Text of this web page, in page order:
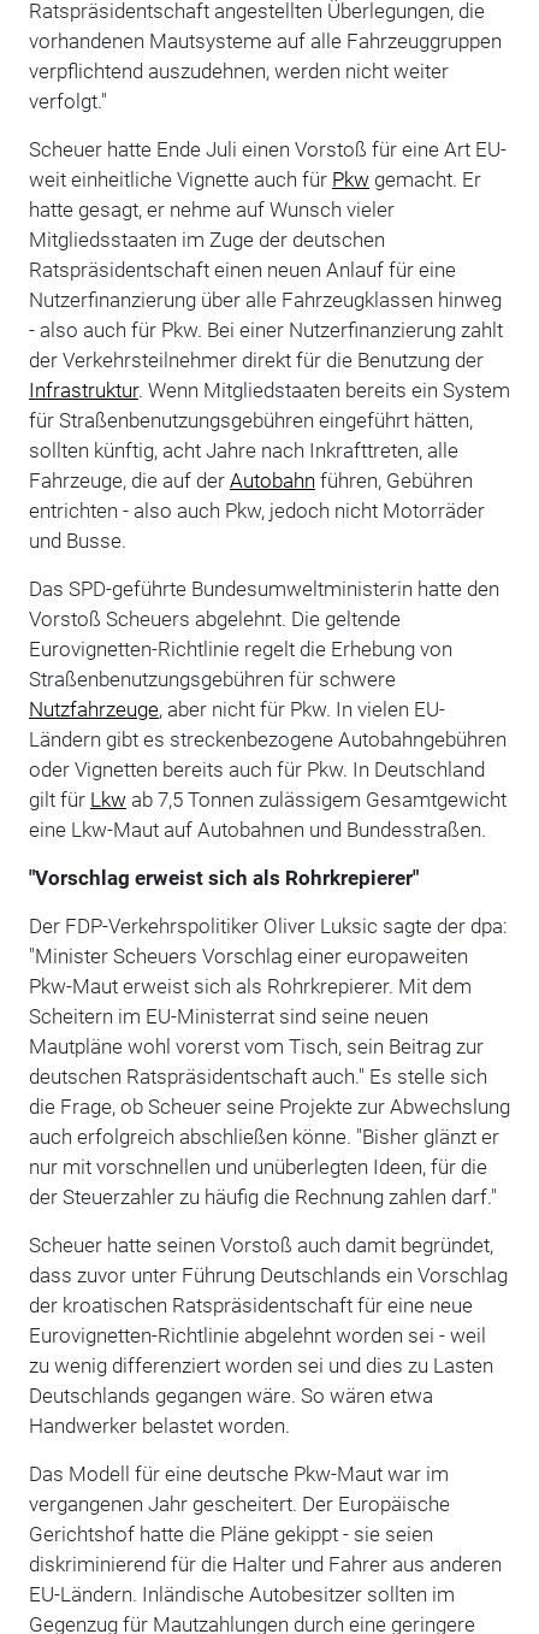
Ratspräsidentschaft angestellten Überlegungen, die
vorhandenen Mautsysteme auf alle Fahrzeuggruppen
verpflichtend auszudehnen, werden nicht weiter
verfolgt."
Scheuer hatte Ende Juli einen Vorstoß für eine Art EU-
weit einheitliche Vignette auch für Pkw gemacht. Er
hatte gesagt, er nehme auf Wunsch vieler
Mitgliedsstaaten im Zuge der deutschen
Ratspräsidentschaft einen neuen Anlauf für eine
Nutzerfinanzierung über alle Fahrzeugklassen hinweg
- also auch für Pkw. Bei einer Nutzerfinanzierung zahlt
der Verkehrsteilnehmer direkt für die Benutzung der
Infrastruktur. Wenn Mitgliedstaaten bereits ein System
für Straßenbenutzungsgebühren eingeführt hätten,
sollten künftig, acht Jahre nach Inkrafttreten, alle
Fahrzeuge, die auf der Autobahn führen, Gebühren
entrichten - also auch Pkw, jedoch nicht Motorräder
und Busse.
Das SPD-geführte Bundesumweltministerin hatte den
Vorstoß Scheuers abgelehnt. Die geltende
Eurovignetten-Richtlinie regelt die Erhebung von
Straßenbenutzungsgebühren für schwere
Nutzfahrzeuge, aber nicht für Pkw. In vielen EU-
Ländern gibt es streckenbezogene Autobahngebühren
oder Vignetten bereits auch für Pkw. In Deutschland
gilt für Lkw ab 7,5 Tonnen zulässigem Gesamtgewicht
eine Lkw-Maut auf Autobahnen und Bundesstraßen.
"Vorschlag erweist sich als Rohrkrepierer"
Der FDP-Verkehrspolitiker Oliver Luksic sagte der dpa:
"Minister Scheuers Vorschlag einer europaweiten
Pkw-Maut erweist sich als Rohrkrepierer. Mit dem
Scheitern im EU-Ministerrat sind seine neuen
Mautpläne wohl vorerst vom Tisch, sein Beitrag zur
deutschen Ratspräsidentschaft auch." Es stelle sich
die Frage, ob Scheuer seine Projekte zur Abwechslung
auch erfolgreich abschließen könne. "Bisher glänzt er
nur mit vorschnellen und unüberlegten Ideen, für die
der Steuerzahler zu häufig die Rechnung zahlen darf."
Scheuer hatte seinen Vorstoß auch damit begründet,
dass zuvor unter Führung Deutschlands ein Vorschlag
der kroatischen Ratspräsidentschaft für eine neue
Eurovignetten-Richtlinie abgelehnt worden sei - weil
zu wenig differenziert worden sei und dies zu Lasten
Deutschlands gegangen wäre. So wären etwa
Handwerker belastet worden.
Das Modell für eine deutsche Pkw-Maut war im
vergangenen Jahr gescheitert. Der Europäische
Gerichtshof hatte die Pläne gekippt - sie seien
diskriminierend für die Halter und Fahrer aus anderen
EU-Ländern. Inländische Autobesitzer sollten im
Gegenzug für Mautzahlungen durch eine geringere